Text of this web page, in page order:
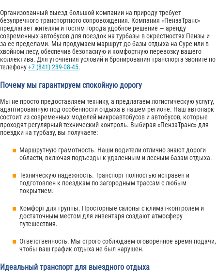
Организованный выезд большой компании на природу требует
безупречного транспортного сопровождения. Компания «ПензаТранс»
предлагает жителям и гостям города удобное решение — аренду
современных автобусов для поездок на турбазы в окрестностях Пензы и
за ее пределами. Мы продумаем маршрут до базы отдыха на Суре или в
хвойном лесу, обеспечив безопасную и комфортную перевозку вашего
коллектива. Для уточнения условий и бронирования транспорта звоните по
телефону+7 (841) 239-08-45.
Почему мы гарантируем спокойную дорогу
Мы не просто предоставляем технику, а предлагаем логистическую услугу,
адаптированную под особенности отдыха в нашем регионе. Наш автопарк
состоит из современных моделей микроавтобусов и автобусов, которые
проходят регулярный технический контроль. Выбирая «ПензаТранс» для
поездки на турбазу, вы получаете:
Маршрутную грамотность. Наши водители отлично знают дороги
области, включая подъезды к удаленным и лесным базам отдыха.
Техническую надежность. Транспорт полностью исправен и
подготовлен к поездкам по загородным трассам с любым
покрытием.
Комфорт для группы. Просторные салоны с климат-контролем и
достаточным местом для инвентаря создают атмосферу
путешествия.
Ответственность. Мы строго соблюдаем оговоренное время подачи,
чтобы ваш график отдыха не был нарушен.
Идеальный транспорт для выездного отдыха